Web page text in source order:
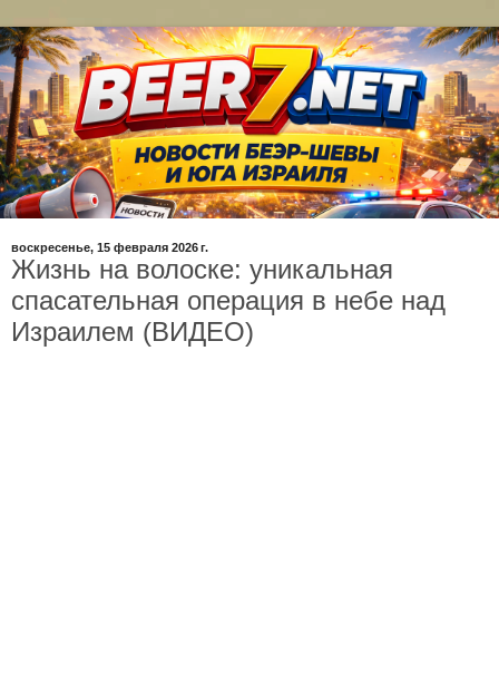
воскресенье, 15 февраля 2026 г.
Жизнь на волоске: уникальная
спасательная операция в небе над
Израилем (ВИДЕО)